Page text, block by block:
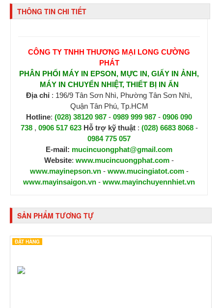
THÔNG TIN CHI TIẾT
CÔNG TY TNHH THƯƠNG MẠI LONG CƯỜNG
PHÁT
PHÂN PHỐI MÁY IN EPSON, MỰC IN, GIẤY IN ẢNH,
MÁY IN CHUYỂN NHIỆT, THIẾT BỊ IN ẤN
Địa chỉ : 196/9 Tân Sơn Nhì, Phường Tân Sơn Nhì,
Quận Tân Phú, Tp.HCM
Hotline: (028) 38120 987 - 0989 999 987 - 0906 090
738, 0906 517 623 Hỗ trợ kỹ thuật : (028) 6683 8068-
0984 775 057
E-mail: mucincuongphat@gmail.com
Website: www.mucincuongphat.com -
www.mayinepson.vn- www.mucingiatot.com-
www.mayinsaigon.vn - www.mayinchuyennhiet.vn
SẢN PHẨM TƯƠNG TỰ
ĐẶT HÀNG